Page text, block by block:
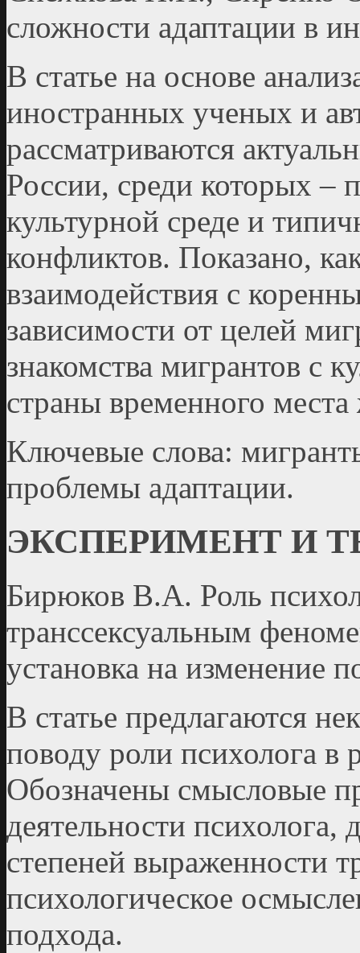
сложности адаптации в
В статье на основе
иностранных ученых и
рассматриваются
России, среди которых –
культурной среде и
конфликтов. Показано,
взаимодействия с
зависимости от целей
знакомства мигрантов с
страны временного места
Ключевые слова:
проблемы адаптации.
ЭКСПЕРИМЕНТ И
Бирюков В.А. Роль
транссексуальным
установка на изменение
В статье предлагаются
поводу роли психолога в
Обозначены смысловые
деятельности психолога,
степеней выраженности
психологическое
подхода.